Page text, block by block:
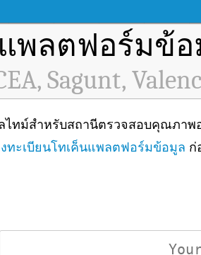
พลตฟอร์มข้
Sagunt,
ไทม์สำหรับสถานีตรวจสอบคุณภา
ทะเบียนโทเค็นแพลตฟอร์มข้อมูล ก่